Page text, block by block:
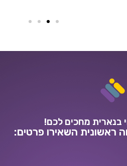
בנארית מחכים לכם!
ראשונית השאירו פרטים: